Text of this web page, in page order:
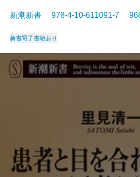
新潮新書 978-4-10-611091-7
新書電子書籍あり